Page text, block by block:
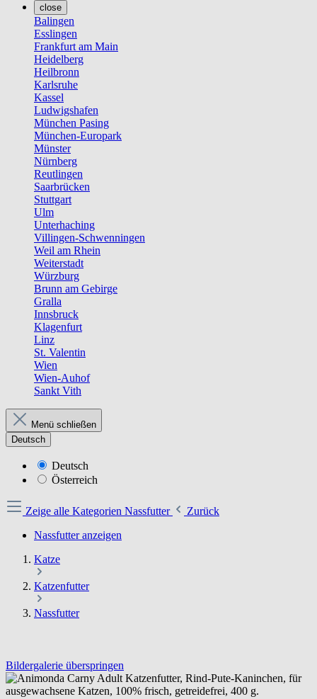
close
Balingen
Esslingen
Frankfurt am Main
Heidelberg
Heilbronn
Karlsruhe
Kassel
Ludwigshafen
München Pasing
München-Europark
Münster
Nürnberg
Reutlingen
Saarbrücken
Stuttgart
Ulm
Unterhaching
Villingen-Schwenningen
Weil am Rhein
Weiterstadt
Würzburg
Brunn am Gebirge
Gralla
Innsbruck
Klagenfurt
Linz
St. Valentin
Wien
Wien-Auhof
Sankt Vith
Menü schließen
Deutsch
Deutsch
Österreich
Zeige alle Kategorien Nassfutter
Zurück
Nassfutter anzeigen
Katze
Katzenfutter
Nassfutter
Bildergalerie überspringen